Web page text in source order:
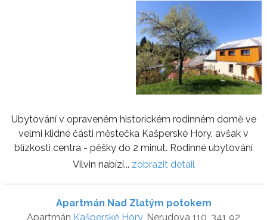
Ubytování v opraveném historickém rodinném domě ve
velmi klidné části městečka Kašperské Hory, avšak v
blízkosti centra - pěšky do 2 minut. Rodinné ubytování
Vilvin nabízí... zobrazit detail
Apartmán Nad Zlatým potokem
Apartmán Kašperské Hory, Nerudova 110, 341 92